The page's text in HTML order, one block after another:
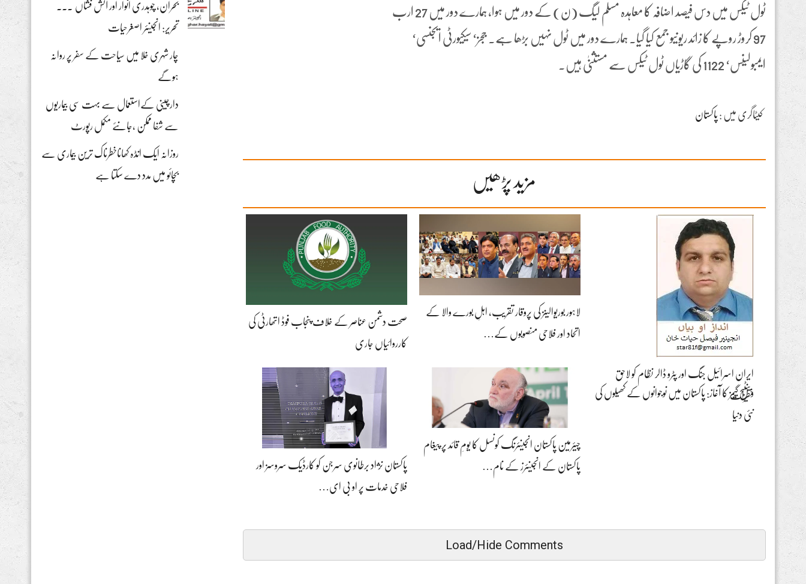
ٹول ٹیکس میں دس فیصد اضافہ کا معاہدہ مسلم لیگ (ن) کے دور میں ہوا، ہمارے دور میں 27 ارب
97 کروڑ روپے کا زائد ریونیو جمع کیا گیا۔ ہمارے دور میں ٹول نہیں بڑھا ہے۔ ججز‘ سیکیورٹی ایجنسی‘
ایمبولینس‘ 1122 کی گاڑیاں ٹول ٹیکس سے مستثنیٰ ہیں۔
کیٹاگری میں : پاکستان
مزید پڑھیں
صحت دشمن عناصر کے خلاف پنجاب فوڈ اتھارٹی کی
کارروائیاں جاری
لاہور بوریوالینز کی پروقار تقریب، اہلِ بورے والا کے
اتحاد اور فلاحی منصوبوں کے…
ایران اسرائیل جنگ اور پٹرو ڈالر نظام کو لاحق
خطرات
پاکستان نژاد برطانوی سرجن کو کارڈیک سروسز اور
فلاحی خدمات پر او بی ای…
چیئرمین پاکستان انجینئرنگ کونسل کا یومِ قائد پر پیغام
پاکستان کے انجینئرز کے نام…
وینٹیج گیمز کا آغاز: پاکستان میں نوجوانوں کے کھیلوں کی
نئی دنیا
Load/Hide Comments
بحران، چوہدری انوار اور آتش فشاں ۔۔۔
تحریر: انجینئر اصغرحیات
چار شہری خلا میں سیاحت کے سفر پر روانہ
ہوگے
دارچینی کےاستعمال سے بہت سی بیماریوں
سے شفا ممکن ،جانئے مکمل رپورٹ
روزانہ ایک انڈہ کھاناخطرناک ترین بیماری سے
بچائو میں مدد دے سکتا ہے